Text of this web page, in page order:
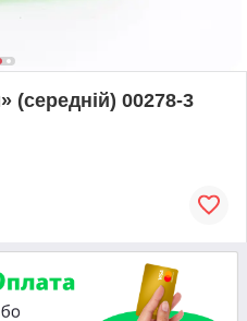
(середній) 00278-3